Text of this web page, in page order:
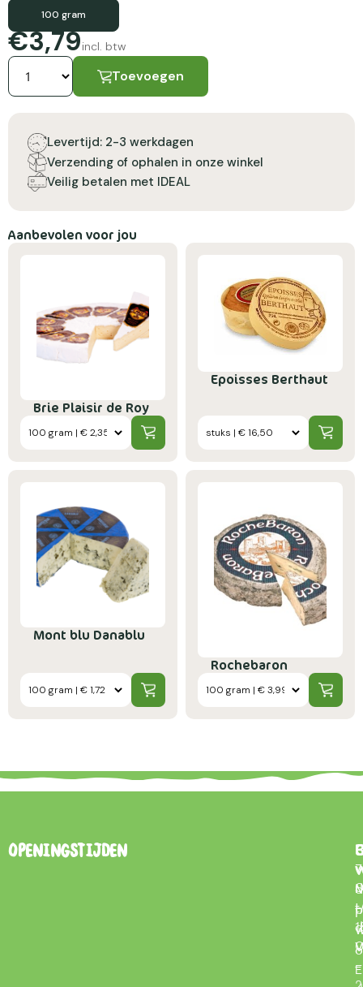
100 gram
€3,79incl. btw
Toevoegen
Levertijd: 2-3 werkdagen
Verzending of ophalen in onze winkel
Veilig betalen met IDEAL
Aanbevolen voor jou
Brie Plaisir de Roy
Epoisses Berthaut
Mont blu Danablu
Rochebaron
Openingstijden
7
–
–